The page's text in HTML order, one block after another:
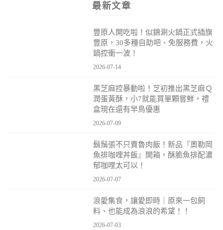
最新文章
豐原人開吃啦！似錦涮火鍋正式插旗
豐原，30多種自助吧、免服務費，火
鍋控衝一波！
2026-07-14
黑芝麻控暴動啦！芝初推出黑芝麻Ｑ
潤蛋黃酥，小7就能買單顆嘗鮮，禮
盒現在還有早鳥優惠
2026-07-09
鬍鬚張不只賣魯肉飯！新品『奧勒岡
魚排咖哩丼飯』開箱，酥脆魚排配濃
郁咖哩太可以！
2026-07-07
浪愛集食，讓愛即時｜原來一包飼
料、也能成為浪浪的希望！！
2026-07-03